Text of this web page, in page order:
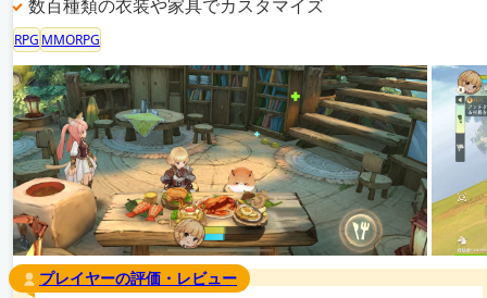
数百種類の衣装や家具でカスタマイズ
RPG MMORPG
プレイヤーの評価・レビュー